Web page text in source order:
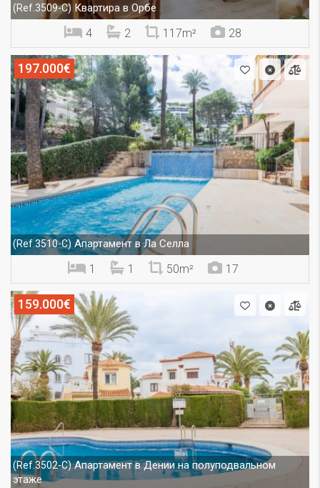
(Ref.3509-C)Квартира в Орбе
4 2 117m² 28
197.000€
(Ref.3510-C)Апартамент в Ла Селла
1 1 50m² 17
159.000€
(Ref.3502-C)Апартамент в Дении на полуподвальном
этаже